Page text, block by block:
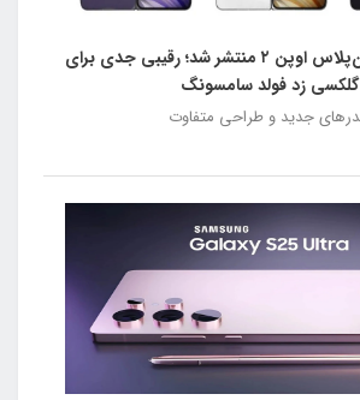
تصاویر رسمی وان‌پلاس اوپن ۲ منتشر شد؛ رقیبی جدی برای
گلکسی زد فولد سامسونگ